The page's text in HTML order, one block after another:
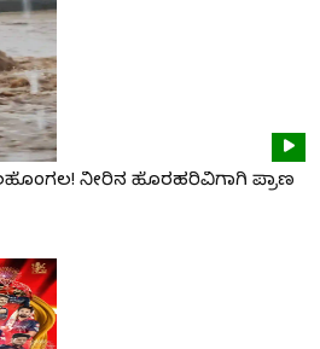
ನೀರಿನ ಹೊರಹರಿವಿಗಾಗಿ ಪ್ರಾಣ